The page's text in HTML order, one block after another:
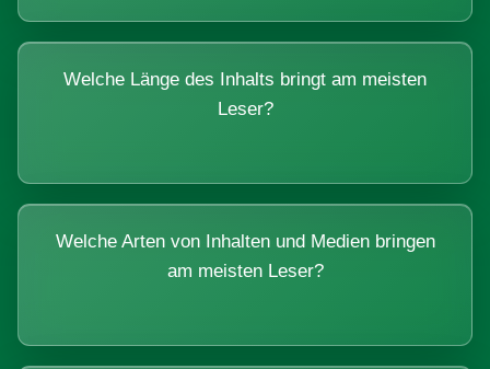
Welche Länge des Inhalts bringt am meisten
Leser?
Welche Arten von Inhalten und Medien bringen
am meisten Leser?